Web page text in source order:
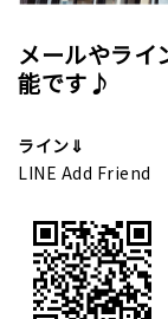
メールやライ
能です♪
ライン⇓
LINE Add Friend